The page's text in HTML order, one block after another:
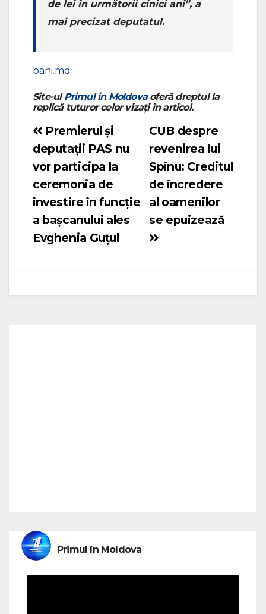
de lei în următorii cinici ani”, a
mai precizat deputatul.
bani.md
Site-ulPrimul in Moldovaoferă dreptul la
replică tuturor celor vizați în articol.
Navigare
în
CUB despre
revenirea lui
Spînu: Creditul
de încredere
al oamenilor
se epuizează
Premierul și
deputații PAS nu
vor participa la
ceremonia de
învestire în funcție
a bașcanului ales
Evghenia Guțul
Primul în Moldova